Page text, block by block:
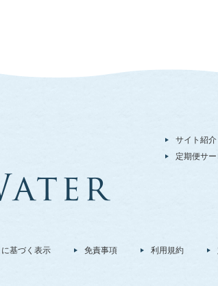
サイト紹介
定期便サ
基づく表示 免責事項 利用規約